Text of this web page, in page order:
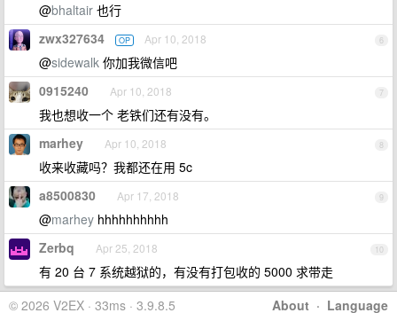
@bhaltair 也行
6
zwx327634 OP Apr 10, 2018
@sidewalk 你加我微信吧
7
0915240 Apr 10, 2018
我也想收一个 老铁们还有没有。
8
marhey Apr 10, 2018
收来收藏吗？我都还在用 5c
9
a8500830 Apr 17, 2018
@marhey hhhhhhhhhh
10
Zerbq Apr 25, 2018
有 20 台 7 系统越狱的，有没有打包收的 5000 求带走
About · Language
© 2026 V2EX · 33ms · 3.9.8.5